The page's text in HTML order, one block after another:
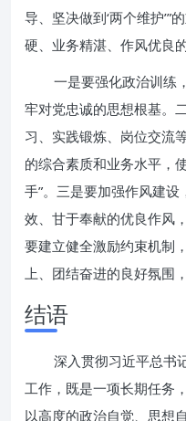
导、坚决做到‘两个维护’”
硬、业务精湛、作风优良
一是要强化政治训练
牢对党忠诚的思想根基。
习、实践锻炼、岗位交流
的综合素质和业务水平，
手”。三是要加强作风建
效、甘于奉献的优良作风
要建立健全激励约束机制
上、团结奋进的良好氛围
结语
深入贯彻习近平总书
工作，既是一项长期任务
以高度的政治自觉、思想